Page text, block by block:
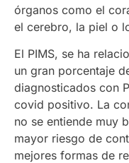
órganos como el
el cerebro, la piel o
El PIMS, se ha
un gran porcentaje
diagnosticados con
covid positivo. La
no se entiende muy
mayor riesgo de
mejores formas de